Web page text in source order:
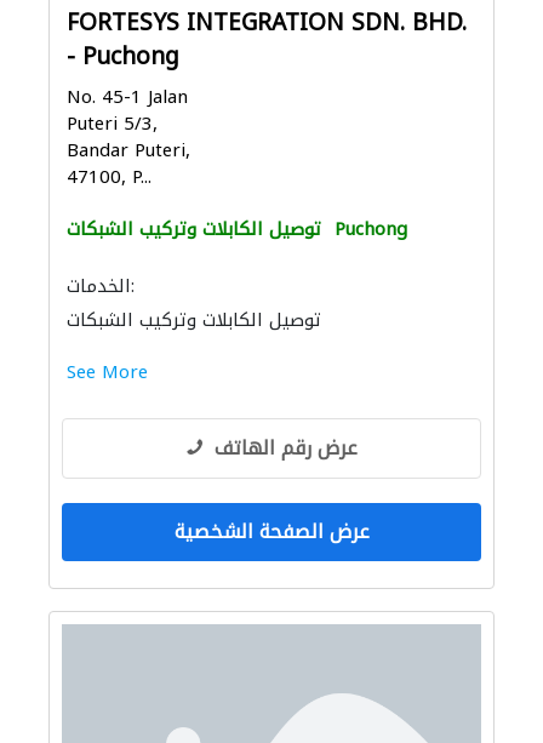
FORTESYS INTEGRATION SDN. BHD.
- Puchong
No. 45-1 Jalan
Puteri 5/3,
Bandar Puteri,
47100, P...
توصيل الكابلات وتركيب الشبكات Puchong
الخدمات:
توصيل الكابلات وتركيب الشبكات
See More
عرض رقم الهاتف
عرض الصفحة الشخصية